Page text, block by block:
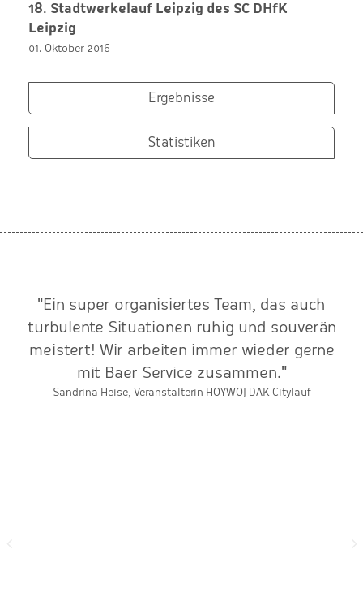
18. Stadtwerkelauf Leipzig des SC DHfK
Leipzig
01. Oktober 2016
Ergebnisse
Statistiken
"Ein super organisiertes Team, das auch
turbulente Situationen ruhig und souverän
meistert! Wir arbeiten immer wieder gerne
mit Baer Service zusammen."
Sandrina Heise, Veranstalterin HOYWOJ-DAK-Citylauf